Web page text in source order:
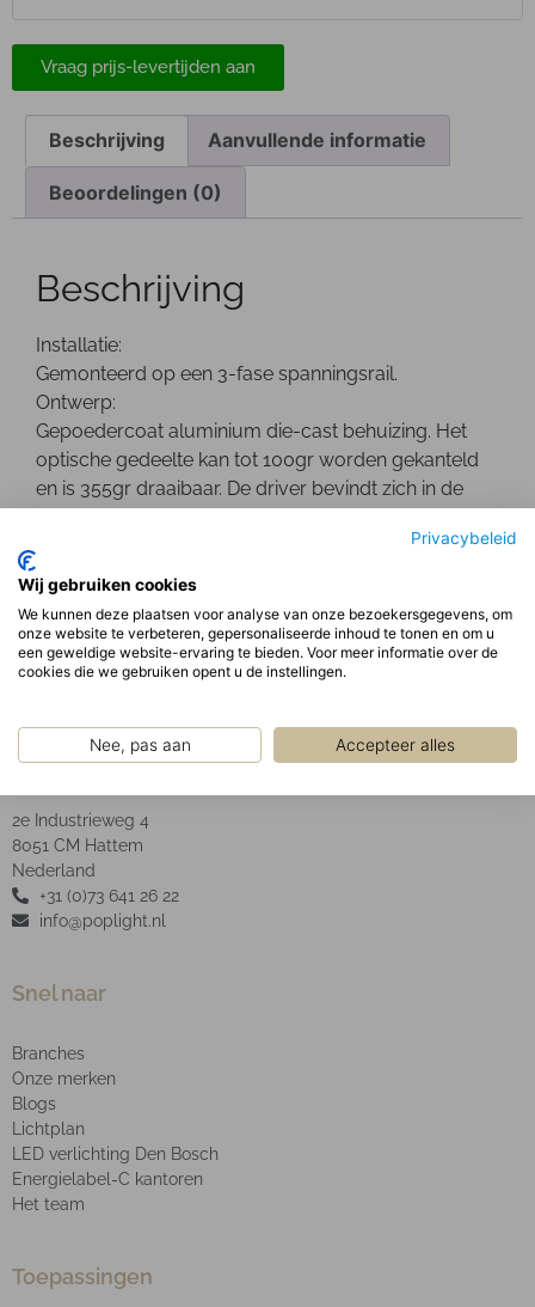
Privacybeleid
Wij gebruiken cookies
We kunnen deze plaatsen voor analyse van onze bezoekersgegevens, om
onze website te verbeteren, gepersonaliseerde inhoud te tonen en om u
een geweldige website-ervaring te bieden. Voor meer informatie over de
cookies die we gebruiken opent u de instellingen.
Nee, pas aan Accepteer alles
Vraag prijs-levertijden aan
Beschrijving Aanvullende informatie
Beoordelingen (0)
Beschrijving
Installatie:
Gemonteerd op een 3-fase spanningsrail.
Ontwerp:
Gepoedercoat aluminium die-cast behuizing. Het
optische gedeelte kan tot 100gr worden gekanteld
en is 355gr draaibaar. De driver bevindt zich in de
Geanodiseerde aluminium facet reflector inclusief
POP Light B.V.
2e Industrieweg 4
8051 CM Hattem
Nederland
+31 (0)73 641 26 22
info@poplight.nl
Snel naar
Branches
Onze merken
Blogs
Lichtplan
LED verlichting Den Bosch
Energielabel-C kantoren
Het team
Toepassingen